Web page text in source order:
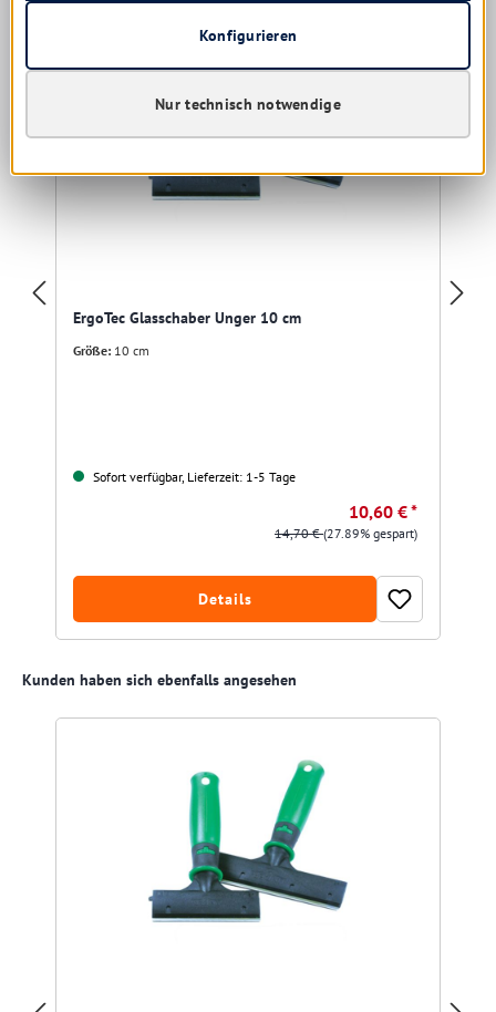
ErgoTec Glasschaber Unger 10 cm
Größe: 10 cm
Sofort verfügbar, Lieferzeit: 1-5 Tage
10,60 € *
14,70 €(27.89% gespart)
Details
Produktgalerie überspringen
Kunden haben sich ebenfalls angesehen
Nur technisch notwendige
Konfigurieren